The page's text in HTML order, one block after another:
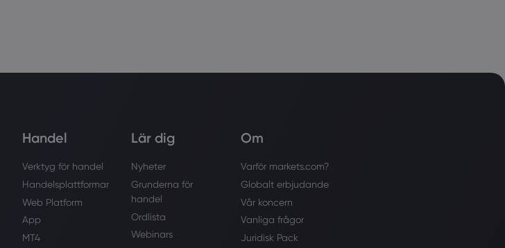
Handel
Verktyg för handel
Handelsplattformar
Web Platform
App
MT4
Lär dig
Nyheter
Grunderna för
handel
Ordlista
Webinars
Om
Varför markets.com?
Globalt erbjudande
Vår koncern
Vanliga frågor
Juridisk Pack